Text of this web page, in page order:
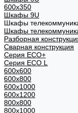
600x350
Шкафы 9U
Шкафы
Шкафы
Разборная
Сварная конструкция
Серия ECO+
Серия ECO L
600x600
600x800
600х1000
600х1200
800x800
800х1000